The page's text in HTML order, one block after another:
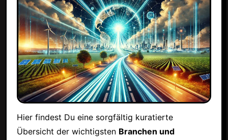
Hier findest Du eine sorgfältig kuratierte
Übersicht der wichtigsten Branchen und